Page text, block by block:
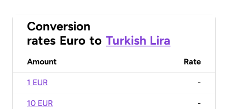
Conversion
rates Euro to Turkish Lira
Amount Rate
1 EUR -
10 EUR -